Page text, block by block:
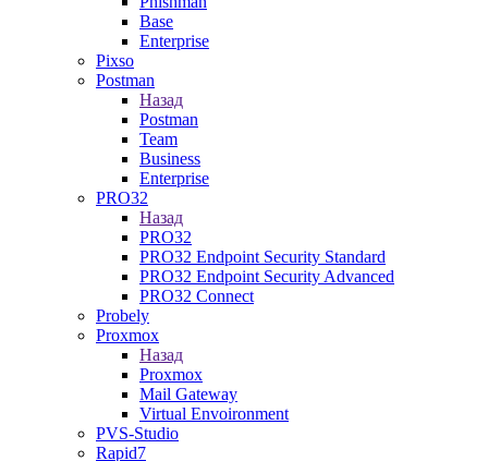
Base
Enterprise
Pixso
Postman
Назад
Postman
Team
Business
Enterprise
PRO32
Назад
PRO32
PRO32 Endpoint Security Standard
PRO32 Endpoint Security Advanced
PRO32 Connect
Probely
Proxmox
Назад
Proxmox
Mail Gateway
Virtual Envoironment
PVS-Studio
Rapid7